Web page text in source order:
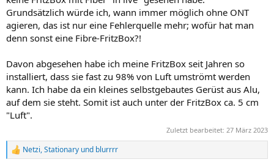
Grundsätzlich würde ich, wann immer möglich ohne ONT
agieren, das ist nur eine Fehlerquelle mehr; wofür hat man
denn sonst eine Fibre-FritzBox?!
Davon abgesehen habe ich meine FritzBox seit Jahren so
installiert, dass sie fast zu 98% von Luft umströmt werden
kann. Ich habe da ein kleines selbstgebautes Gerüst aus Alu,
auf dem sie steht. Somit ist auch unter der FritzBox ca. 5 cm
"Luft".
Zuletzt bearbeitet: 27 März 2023
R
Netzi,Stationary und blurrrr